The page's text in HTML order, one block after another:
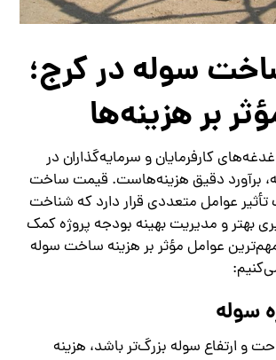
سوله در کرج؛
بر هزینه‌ها
کارفرمایان و سرمایه‌گذاران در
برآورد دقیق هزینه‌هاست. قیمت ساخت
عوامل متعددی قرار دارد که شناخت
بهتر و مدیریت بهینه بودجه پروژه کمک
عوامل مؤثر بر هزینه ساخت سوله
سوله
و ارتفاع سوله بزرگ‌تر باشد، هزینه